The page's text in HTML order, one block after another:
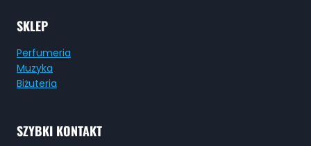
SKLEP
Perfumeria
Muzyka
Biżuteria
SZYBKI KONTAKT